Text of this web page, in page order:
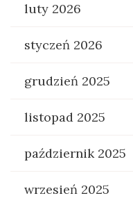
luty 2026
styczeń 2026
grudzień 2025
listopad 2025
październik 2025
wrzesień 2025